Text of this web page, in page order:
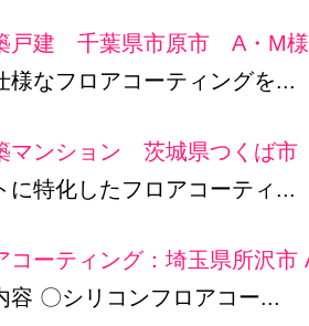
戸建 千葉県市原市 A・M様
様なフロアコーティングを...
マンション 茨城県つくば
に特化したフロアコーティ...
コーティング：埼玉県所沢市
容 〇シリコンフロアコー...